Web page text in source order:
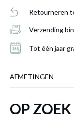
Retourneren
Verzending
Tot één jaar
AFMETINGEN
Meer afmetingen
OP
Make-
aan je